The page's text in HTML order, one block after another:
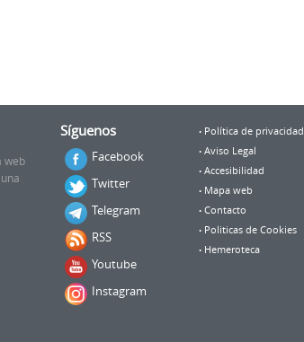
web
Síguenos
Facebook
Twitter
Telegram
RSS
Youtube
Instagram
Política de privacidad
Aviso Legal
Accesibilidad
Mapa web
Contacto
Politicas de Cookies
Hemeroteca